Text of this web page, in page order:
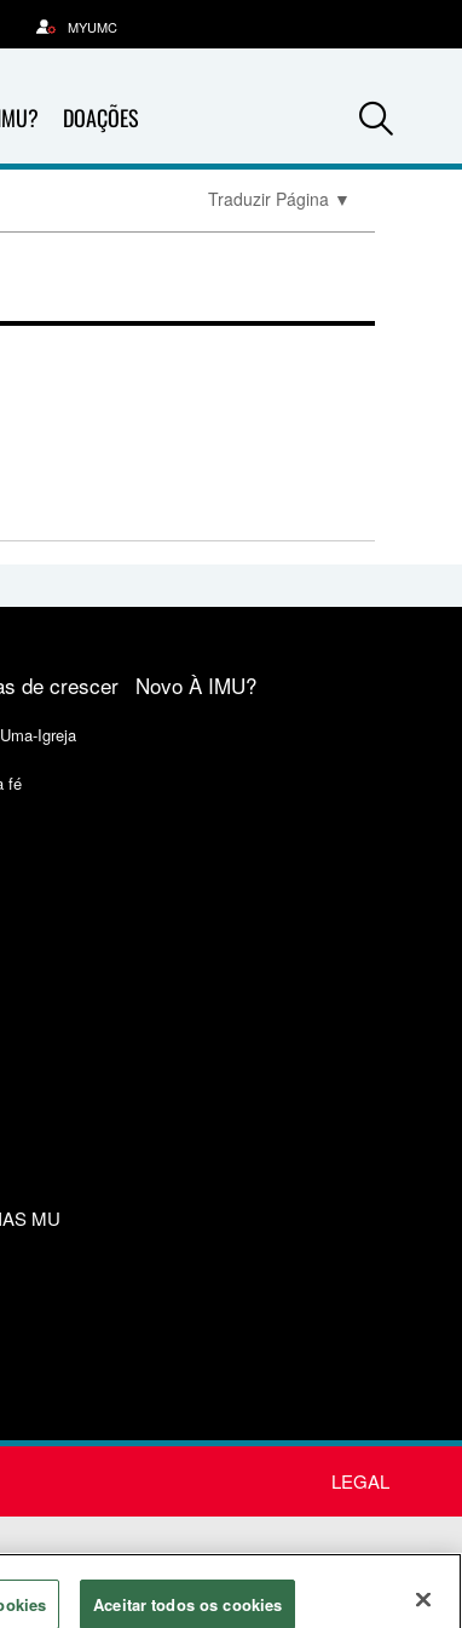
DOAÇÕES
MYUMC
Traduzir Página ▼
de crescer
Igreja
fé
Novo À IMU?
MU
LEGAL
Aceitar todos os cookies